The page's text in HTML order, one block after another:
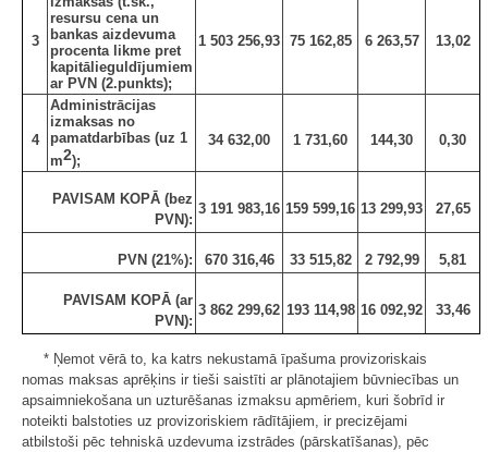
3
resursu cena un
bankas aizdevuma
procenta likme pret
kapitālieguldījumiem
ar PVN (2.punkts);
1 503 256,93 75 162,85 6 263,57 13,02
4
Administrācijas
izmaksas no
pamatdarbības (uz 1
m2);
34 632,00 1 731,60 144,30 0,30
PAVISAM KOPĀ (bez
PVN):
3 191 983,16 159 599,16 13 299,93 27,65
PVN (21%): 670 316,46 33 515,82 2 792,99 5,81
PAVISAM KOPĀ (ar
PVN):
3 862 299,62 193 114,98 16 092,92 33,46
* Ņemot vērā to, ka katrs nekustamā īpašuma provizoriskais
nomas maksas aprēķins ir tieši saistīti ar plānotajiem būvniecības un
apsaimniekošana un uzturēšanas izmaksu apmēriem, kuri šobrīd ir
noteikti balstoties uz provizoriskiem rādītājiem, ir precizējami
atbilstoši pēc tehniskā uzdevuma izstrādes (pārskatīšanas), pēc